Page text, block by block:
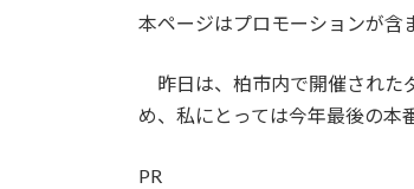
新
時
:
本ページはプロモーションが含
昨日は、柏市内で開催された
め、私にとっては今年最後の本
PR